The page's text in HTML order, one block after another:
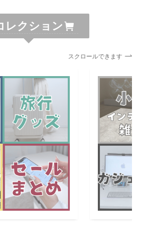
レクション
スクロールできます